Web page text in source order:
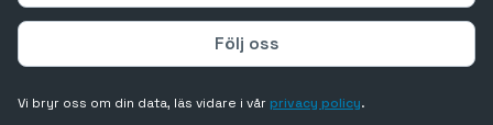
Vi bryr oss om din data, läs vidare i vårprivacy policy.